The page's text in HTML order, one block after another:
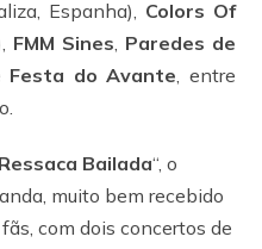
Espanha), Colors Of
FMM Sines, Paredes de
Festa do Avante, entre
Ressaca Bailada“, o
muito bem recebido
com dois concertos de